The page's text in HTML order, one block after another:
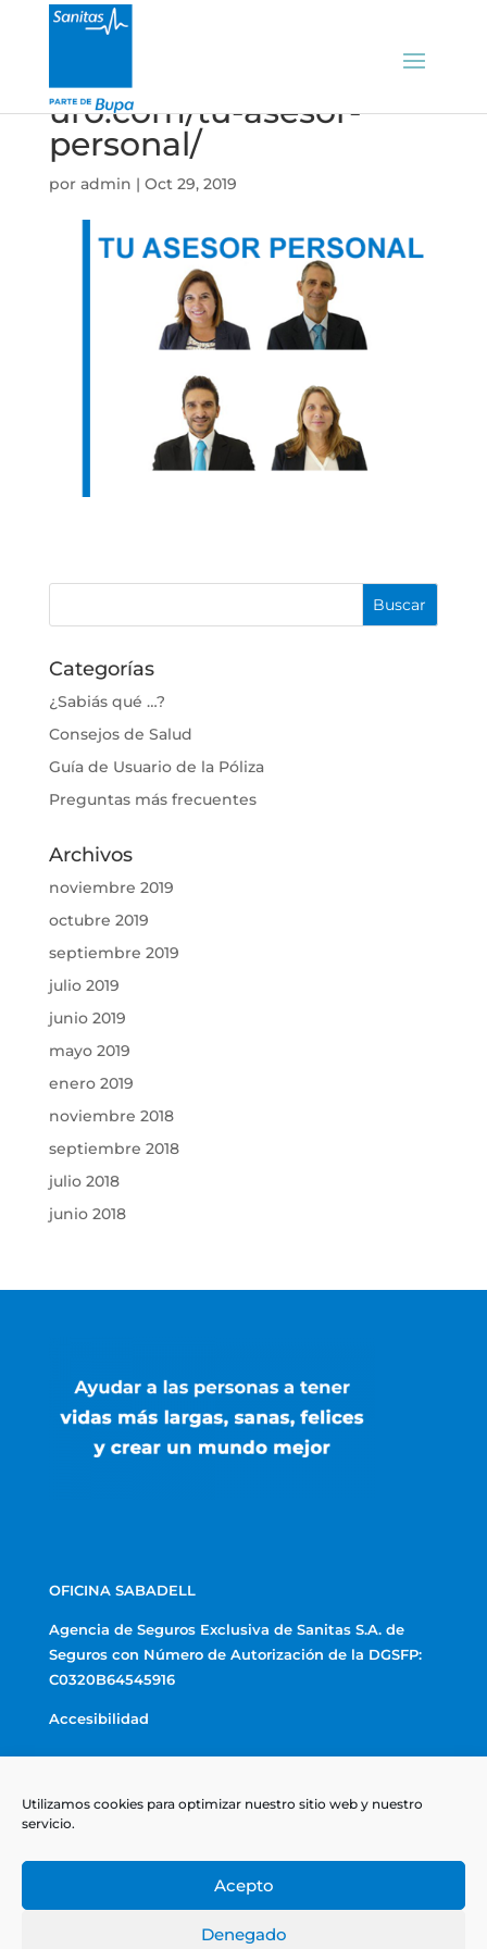
Utilizamos cookies para optimizar nuestro sitio web y nuestro
servicio.
Acepto
Denegado
https://contratacionseg
uro.com/tu-asesor-
personal/
por admin | Oct 29, 2019
Categorías
¿Sabiás qué …?
Consejos de Salud
Guía de Usuario de la Póliza
Preguntas más frecuentes
Archivos
noviembre 2019
octubre 2019
septiembre 2019
julio 2019
junio 2019
mayo 2019
enero 2019
noviembre 2018
septiembre 2018
julio 2018
junio 2018
OFICINA SABADELL
Agencia de Seguros Exclusiva de Sanitas S.A. de
Seguros con Número de Autorización de la DGSFP:
C0320B64545916
Accesibilidad
Aviso Legal